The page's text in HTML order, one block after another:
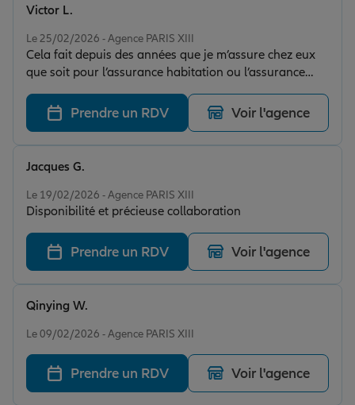
Le 25/02/2026 - Agence PARIS XIII
Cela fait depuis des années que je m’assure chez eux
que soit pour l’assurance habitation ou l’assurance
voiture, service au top pas de surprise au final. Je
recommande à 200%
Victor L.
Prendre un RDV Voir l'agence
Le 19/02/2026 - Agence PARIS XIII
Disponibilité et précieuse collaboration
Jacques G.
Prendre un RDV Voir l'agence
Le 09/02/2026 - Agence PARIS XIII
Qinying W.
Prendre un RDV Voir l'agence